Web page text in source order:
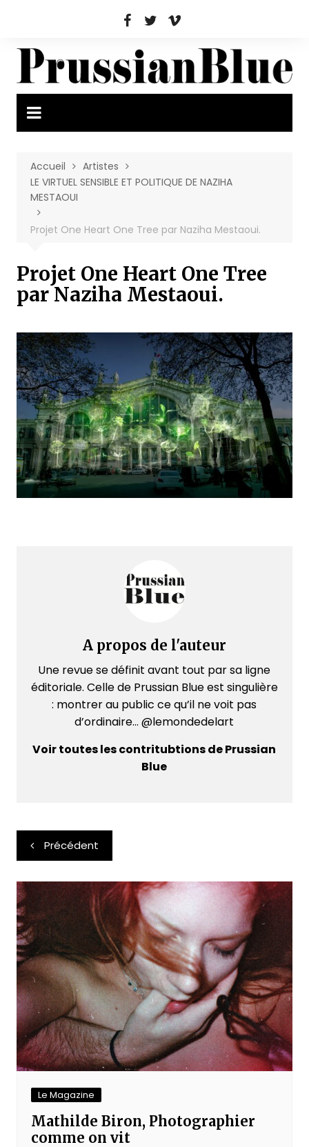
Accueil
Artistes
LE VIRTUEL SENSIBLE ET POLITIQUE DE NAZIHA
MESTAOUI
Projet One Heart One Tree par Naziha Mestaoui.
Projet One Heart One Tree
par Naziha Mestaoui.
A propos de l'auteur
Une revue se définit avant tout par sa ligne
éditoriale. Celle de Prussian Blue est singulière
: montrer au public ce qu’il ne voit pas
d’ordinaire... @lemondedelart
Voir toutes les contritubtions de Prussian
Blue
Navigation
de
l’article
Précédent
Le Magazine
Mathilde Biron, Photographier
comme on vit